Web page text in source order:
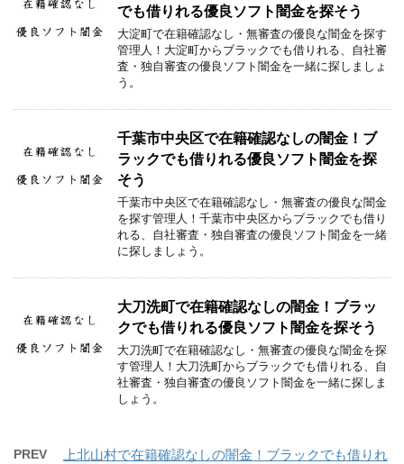
でも借りれる優良ソフト闇金を探そう
大淀町で在籍確認なし・無審査の優良な闇金を探す
管理人！大淀町からブラックでも借りれる、自社審
査・独自審査の優良ソフト闇金を一緒に探しましょ
う。
千葉市中央区で在籍確認なしの闇金！ブ
ラックでも借りれる優良ソフト闇金を探
そう
千葉市中央区で在籍確認なし・無審査の優良な闇金
を探す管理人！千葉市中央区からブラックでも借り
れる、自社審査・独自審査の優良ソフト闇金を一緒
に探しましょう。
大刀洗町で在籍確認なしの闇金！ブラッ
クでも借りれる優良ソフト闇金を探そう
大刀洗町で在籍確認なし・無審査の優良な闇金を探
す管理人！大刀洗町からブラックでも借りれる、自
社審査・独自審査の優良ソフト闇金を一緒に探しま
しょう。
PREV
上北山村で在籍確認なしの闇金！ブラックでも借りれ